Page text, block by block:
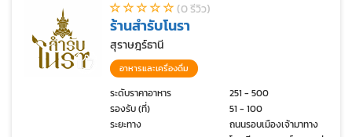
(0 รีวิว)
ร้านสำรับโนรา
สุราษฎร์ธานี
อาหารและเครื่องดื่ม
ระดับราคาอาหาร
251 - 500
รองรับ (ที่)
51 - 100
ระยะทาง
ถนนรอบเมืองเจ้ามาทาง